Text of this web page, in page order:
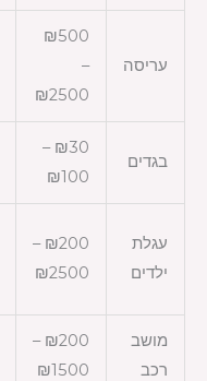
עריסה
₪500
–
₪2500
בגדים
₪30 –
₪100
עגלת
ילדים
₪200 –
₪2500
מושב
רכב
₪200 –
₪1500